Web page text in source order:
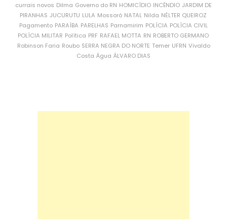
currais novos Dilma Governo do RN HOMICÍDIO INCÊNDIO JARDIM DE
PIRANHAS JUCURUTU LULA Mossoró NATAL Nilda NÉLTER QUEIROZ
Pagamento PARAÍBA PARELHAS Parnamirim POLÍCIA POLÍCIA CIVIL
POLÍCIA MILITAR Política PRF RAFAEL MOTTA RN ROBERTO GERMANO
Robinson Faria Roubo SERRA NEGRA DO NORTE Temer UFRN Vivaldo
Costa Água ÁLVARO DIAS